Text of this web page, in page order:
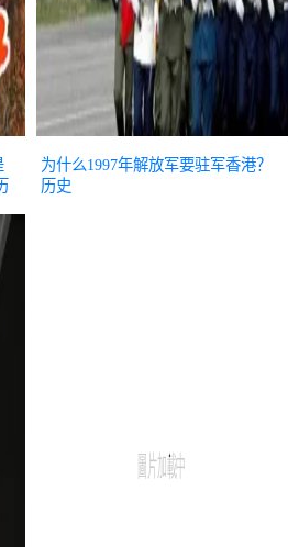
为什么1997年解放军要驻军香港？
历史